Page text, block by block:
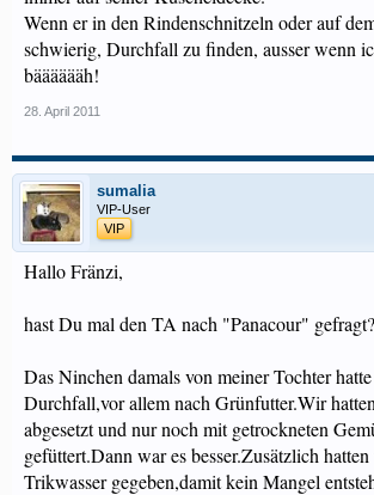
Wenn er in den Rindenschnitzeln oder auf
schwierig, Durchfall zu finden, ausser wenn
bääääääh!
28. April 2011
sumalia
VIP-User
VIP
Hallo Fränzi,
hast Du mal den TA nach "Panacour" gefragt?
Das Ninchen damals von meiner Tochter
Durchfall,vor allem nach Grünfutter.Wir
abgesetzt und nur noch mit getrockneten
gefüttert.Dann war es besser.Zusätzlich
Trikwasser gegeben,damit kein Mangel